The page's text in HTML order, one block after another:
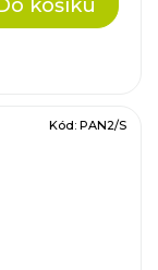
košíku
Kód: PAN2/S